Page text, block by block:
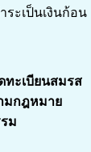
ระเป็นเงินก้อน
ทะเบียนสมรส
มกฎหมาย
ม